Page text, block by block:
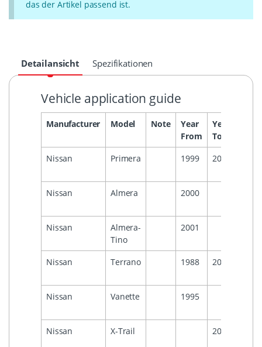
das der Artikel passend ist.
Detailansicht Spezifikationen
Vehicle application guide
Manufacturer Model Note
Year
From
Year
To
Nissan Primera 1999 2004
Nissan Almera 2000
Nissan
Almera-
Tino
2001
Nissan Terrano 1988 2000
Nissan Vanette 1995
Nissan X-Trail 2004